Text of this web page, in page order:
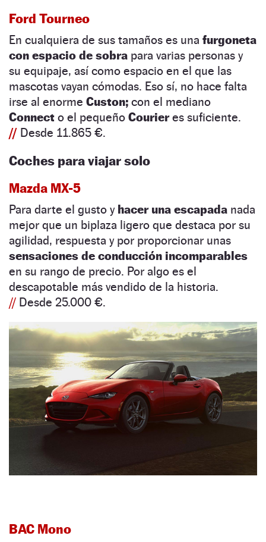
Ford Tourneo
En cualquiera de sus tamaños es una furgoneta
con espacio de sobra para varias personas y
su equipaje, así como espacio en el que las
mascotas vayan cómodas. Eso sí, no hace falta
irse al enorme Custon; con el mediano
Connect o el pequeño Courieres suficiente.
// Desde 11.865 €.
Coches para viajar solo
Mazda MX-5
Para darte el gusto y hacer una escapada nada
mejor que un biplaza ligero que destaca por su
agilidad, respuesta y por proporcionar unas
sensaciones de conducción incomparables
en su rango de precio. Por algo es el
descapotable más vendido de la historia.
// Desde 25.000 €.
BAC Mono